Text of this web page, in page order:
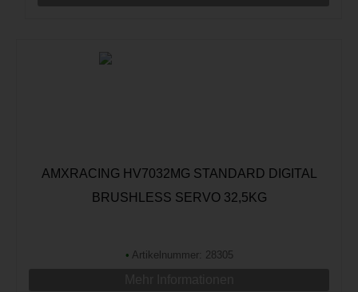
AMXRACING HV7032MG STANDARD DIGITAL
BRUSHLESS SERVO 32,5KG
• Artikelnummer: 28305